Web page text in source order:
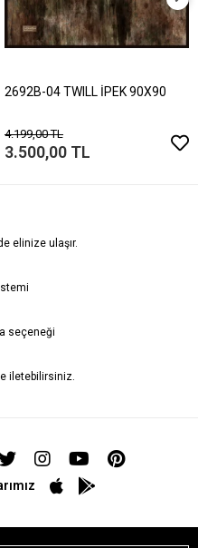
2692B-04 TWILL İPEK 90X90
4.199,00 TL
3.500,00 TL
elinize ulaşır.
seçeneği
iletebilirsiniz.